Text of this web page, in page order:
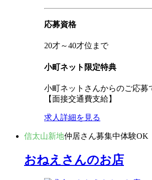
応募資格
20才～40才位まで
小町ネット限定特典
小町ネットさんからのご応募
【面接交通費支給】
求人詳細を見る
信太山新地仲居さん募集中体験OK
おねえさんのお店